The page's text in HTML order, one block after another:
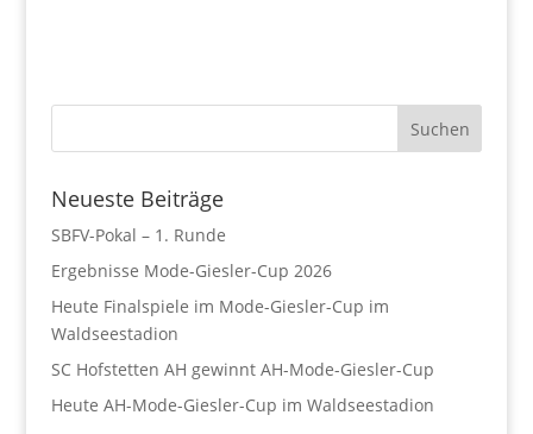
Neueste Beiträge
SBFV-Pokal – 1. Runde
Ergebnisse Mode-Giesler-Cup 2026
Heute Finalspiele im Mode-Giesler-Cup im
Waldseestadion
SC Hofstetten AH gewinnt AH-Mode-Giesler-Cup
Heute AH-Mode-Giesler-Cup im Waldseestadion